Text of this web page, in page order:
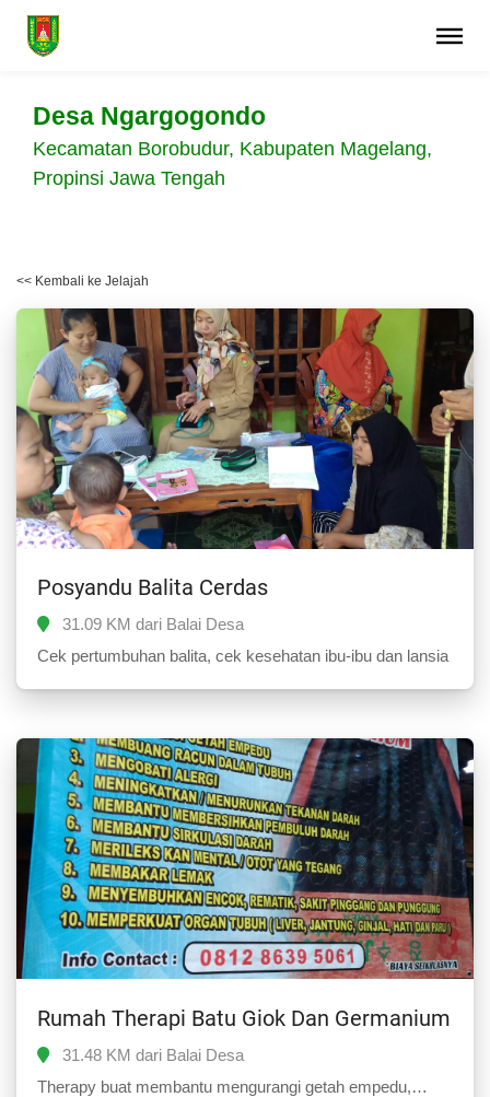
Desa Ngargogondo
Kecamatan Borobudur, Kabupaten Magelang,
Propinsi Jawa Tengah
<< Kembali ke Jelajah
Posyandu Balita Cerdas
31.09 KM dari Balai Desa
Cek pertumbuhan balita, cek kesehatan ibu-ibu dan lansia
Rumah Therapi Batu Giok Dan Germanium
31.48 KM dari Balai Desa
Therapy buat membantu mengurangi getah empedu,